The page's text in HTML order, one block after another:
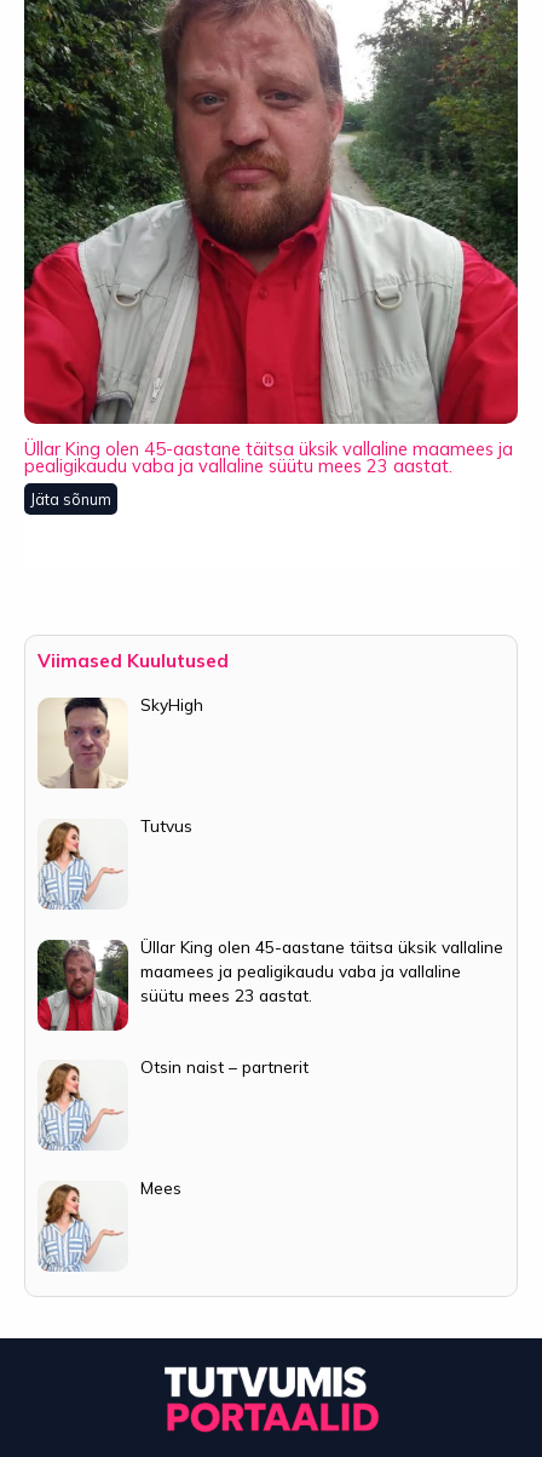
Üllar King olen 45-aastane täitsa üksik vallaline maamees ja
pealigikaudu vaba ja vallaline süütu mees 23 aastat.
Jäta sõnum
Viimased Kuulutused
SkyHigh
Tutvus
Üllar King olen 45-aastane täitsa üksik vallaline
maamees ja pealigikaudu vaba ja vallaline
süütu mees 23 aastat.
Otsin naist – partnerit
Mees